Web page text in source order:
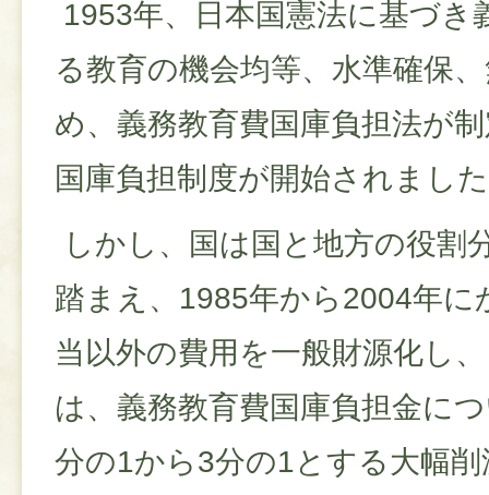
1953年、日本国憲法に基づき
る教育の機会均等、水準確保
め、義務教育費国庫負担法が
国庫負担制度が開始されまし
しかし、国は国と地方の役割
踏まえ、1985年から2004年に
当以外の費用を一般財源化し
は、義務教育費国庫負担金に
分の1から3分の1とする大幅